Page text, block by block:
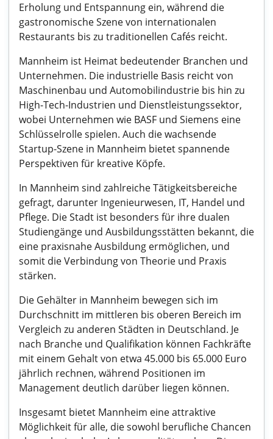
Erholung und Entspannung ein, während die
gastronomische Szene von internationalen
Restaurants bis zu traditionellen Cafés reicht.
Mannheim ist Heimat bedeutender Branchen und
Unternehmen. Die industrielle Basis reicht von
Maschinenbau und Automobilindustrie bis hin zu
High-Tech-Industrien und Dienstleistungssektor,
wobei Unternehmen wie BASF und Siemens eine
Schlüsselrolle spielen. Auch die wachsende
Startup-Szene in Mannheim bietet spannende
Perspektiven für kreative Köpfe.
In Mannheim sind zahlreiche Tätigkeitsbereiche
gefragt, darunter Ingenieurwesen, IT, Handel und
Pflege. Die Stadt ist besonders für ihre dualen
Studiengänge und Ausbildungsstätten bekannt, die
eine praxisnahe Ausbildung ermöglichen, und
somit die Verbindung von Theorie und Praxis
stärken.
Die Gehälter in Mannheim bewegen sich im
Durchschnitt im mittleren bis oberen Bereich im
Vergleich zu anderen Städten in Deutschland. Je
nach Branche und Qualifikation können Fachkräfte
mit einem Gehalt von etwa 45.000 bis 65.000 Euro
jährlich rechnen, während Positionen im
Management deutlich darüber liegen können.
Insgesamt bietet Mannheim eine attraktive
Möglichkeit für alle, die sowohl berufliche Chancen